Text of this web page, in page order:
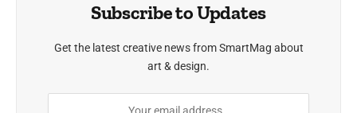
Subscribe to Updates
Get the latest creative news from SmartMag about
art & design.